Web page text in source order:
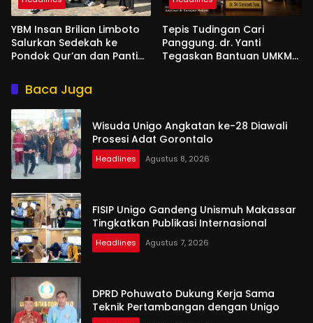
YBM Insan Brilian Limboto
Salurkan Sedekah ke
Pondok Qur’an dan Panti
Tepis Tudingan Cari
Panggung. dr. Yanti
Tegaskan Bantuan UMKM
Baca Juga
Wisuda Unigo Angkatan ke-28 Diawali
Prosesi Adat Gorontalo
Headlines Agustus 8, 2026
FISIP Unigo Gandeng Unismuh Makassar
Tingkatkan Publikasi Internasional
Headlines Agustus 7, 2026
DPRD Pohuwato Dukung Kerja Sama
Teknik Pertambangan dengan Unigo